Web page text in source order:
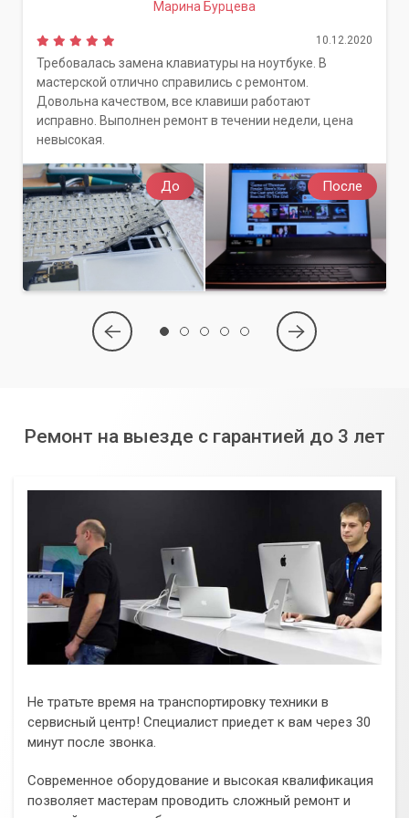
Выбирая «Компьютерный Мастер», вы получаете качество,
надежность и профессионализм.
Надежный партнер для связи
Мы гарантируем быстрый отклик и квалифицированную
помощь.
Наши специалисты работают оперативно и эффективно,
минимизируя время простоя вашего интернет-соединения.
Мы предлагаем удобный сервис с выездом мастера на
ваше время и усилия.
сервисный центр «Компьютерный Мастер», и мы обеспечим
вам стабильный и надежный интернет!
До После
Марина Бурцева
10.12.2020
Требовалась замена клавиатуры на ноутбуке. В
мастерской отлично справились с ремонтом.
Довольна качеством, все клавиши работают
исправно. Выполнен ремонт в течении недели, цена
невысокая.
Ремонт на выезде с гарантией до 3 лет
Не тратьте время на транспортировку техники в
сервисный центр! Специалист приедет к вам через 30
минут после звонка.
Современное оборудование и высокая квалификация
позволяет мастерам проводить сложный ремонт и